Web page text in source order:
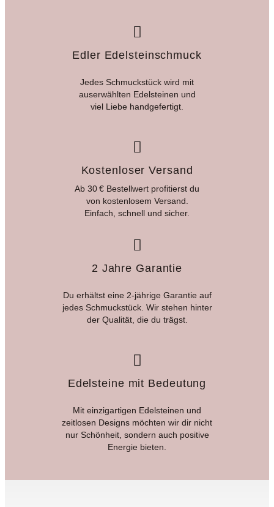
Edler Edelsteinschmuck
Jedes Schmuckstück wird mit
auserwählten Edelsteinen und
viel Liebe handgefertigt.
Kostenloser Versand
Ab 30 € Bestellwert profitierst du
von kostenlosem Versand.
Einfach, schnell und sicher.
2 Jahre Garantie
Du erhältst eine 2-jährige Garantie auf
jedes Schmuckstück. Wir stehen hinter
der Qualität, die du trägst.
Edelsteine mit Bedeutung
Mit einzigartigen Edelsteinen und
zeitlosen Designs möchten wir dir nicht
nur Schönheit, sondern auch positive
Energie bieten.